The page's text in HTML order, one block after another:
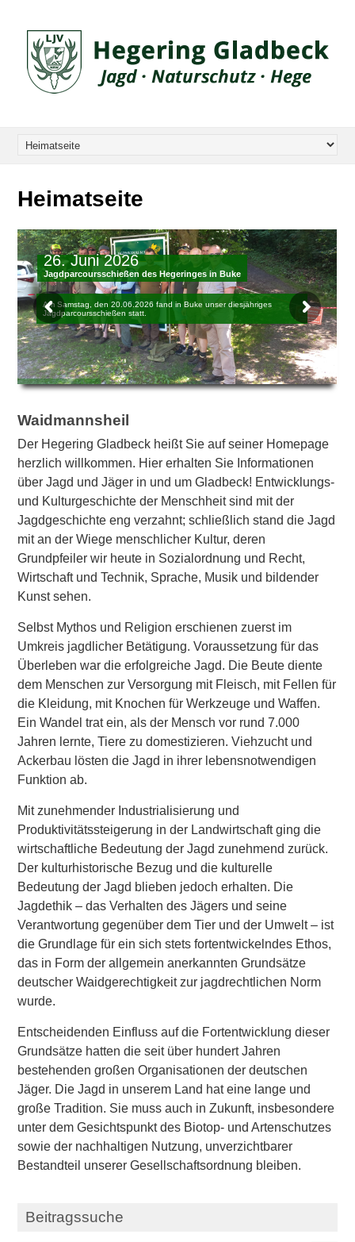
Heimatseite
26. Juni 2026
Jagdparcoursschießen des Hegeringes in Buke
Am Samstag, den 20.06.2026 fand in Buke unser diesjähriges
Jagdparcoursschießen statt.
Waidmannsheil
Der Hegering Gladbeck heißt Sie auf seiner Homepage
herzlich willkommen. Hier erhalten Sie Informationen
über Jagd und Jäger in und um Gladbeck! Entwicklungs-
und Kulturgeschichte der Menschheit sind mit der
Jagdgeschichte eng verzahnt; schließlich stand die Jagd
mit an der Wiege menschlicher Kultur, deren
Grundpfeiler wir heute in Sozialordnung und Recht,
Wirtschaft und Technik, Sprache, Musik und bildender
Kunst sehen.
Selbst Mythos und Religion erschienen zuerst im
Umkreis jagdlicher Betätigung. Voraussetzung für das
Überleben war die erfolgreiche Jagd. Die Beute diente
dem Menschen zur Versorgung mit Fleisch, mit Fellen für
die Kleidung, mit Knochen für Werkzeuge und Waffen.
Ein Wandel trat ein, als der Mensch vor rund 7.000
Jahren lernte, Tiere zu domestizieren. Viehzucht und
Ackerbau lösten die Jagd in ihrer lebensnotwendigen
Funktion ab.
Mit zunehmender Industrialisierung und
Produktivitätssteigerung in der Landwirtschaft ging die
wirtschaftliche Bedeutung der Jagd zunehmend zurück.
Der kulturhistorische Bezug und die kulturelle
Bedeutung der Jagd blieben jedoch erhalten. Die
Jagdethik – das Verhalten des Jägers und seine
Verantwortung gegenüber dem Tier und der Umwelt – ist
die Grundlage für ein sich stets fortentwickelndes Ethos,
das in Form der allgemein anerkannten Grundsätze
deutscher Waidgerechtigkeit zur jagdrechtlichen Norm
wurde.
Entscheidenden Einfluss auf die Fortentwicklung dieser
Grundsätze hatten die seit über hundert Jahren
bestehenden großen Organisationen der deutschen
Jäger. Die Jagd in unserem Land hat eine lange und
große Tradition. Sie muss auch in Zukunft, insbesondere
unter dem Gesichtspunkt des Biotop- und Artenschutzes
sowie der nachhaltigen Nutzung, unverzichtbarer
Bestandteil unserer Gesellschaftsordnung bleiben.
Beitragssuche